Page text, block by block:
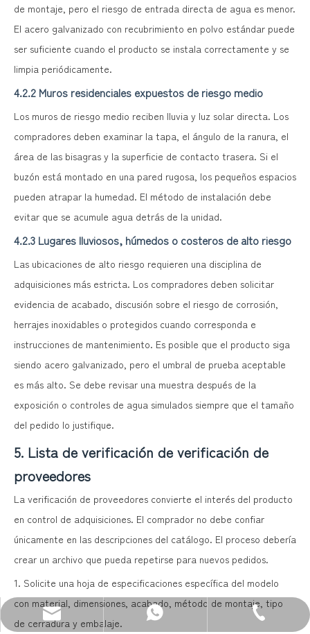
de montaje, pero el riesgo de entrada directa de agua es menor.
El acero galvanizado con recubrimiento en polvo estándar puede
ser suficiente cuando el producto se instala correctamente y se
limpia periódicamente.
4.2.2 Muros residenciales expuestos de riesgo medio
Los muros de riesgo medio reciben lluvia y luz solar directa. Los
compradores deben examinar la tapa, el ángulo de la ranura, el
área de las bisagras y la superficie de contacto trasera. Si el
buzón está montado en una pared rugosa, los pequeños espacios
pueden atrapar la humedad. El método de instalación debe
evitar que se acumule agua detrás de la unidad.
4.2.3 Lugares lluviosos, húmedos o costeros de alto riesgo
Las ubicaciones de alto riesgo requieren una disciplina de
adquisiciones más estricta. Los compradores deben solicitar
evidencia de acabado, discusión sobre el riesgo de corrosión,
herrajes inoxidables o protegidos cuando corresponda e
instrucciones de mantenimiento. Es posible que el producto siga
siendo acero galvanizado, pero el umbral de prueba aceptable
es más alto. Se debe revisar una muestra después de la
exposición o controles de agua simulados siempre que el tamaño
del pedido lo justifique.
5. Lista de verificación de verificación de
proveedores
La verificación de proveedores convierte el interés del producto
en control de adquisiciones. El comprador no debe confiar
únicamente en las descripciones del catálogo. El proceso debería
crear un archivo que pueda repetirse para nuevos pedidos.
1. Solicite una hoja de especificaciones específica del modelo
con material, dimensiones, acabado, método de montaje, tipo
de cerradura y embalaje.
Correo electrónico: sales@zenewood.com
WhatsApp:+86 13680400813
Teléfono: +86-750-3911135